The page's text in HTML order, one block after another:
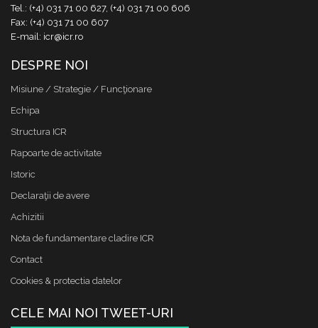
Tel.: (+4) 031 71 00 627, (+4) 031 71 00 606
Fax: (+4) 031 71 00 607
E-mail: icr@icr.ro
DESPRE NOI
Misiune / Strategie / Funcţionare
Echipa
Structura ICR
Rapoarte de activitate
Istoric
Declaraţii de avere
Achizitii
Nota de fundamentare cladire ICR
Contact
Cookies & protectia datelor
CELE MAI NOI TWEET-URI